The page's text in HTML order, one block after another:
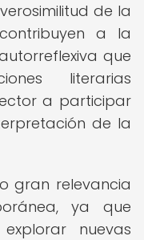
de la
a la
que
literarias
a participar
de la
gran relevancia
ya que
nuevas